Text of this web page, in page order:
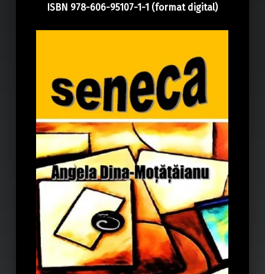
ISBN 978-606-95107-1-1 (format digital)